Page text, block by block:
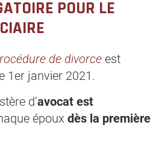
POUR LE
de divorce est
1er janvier 2021.
d’avocat est
époux dès la première